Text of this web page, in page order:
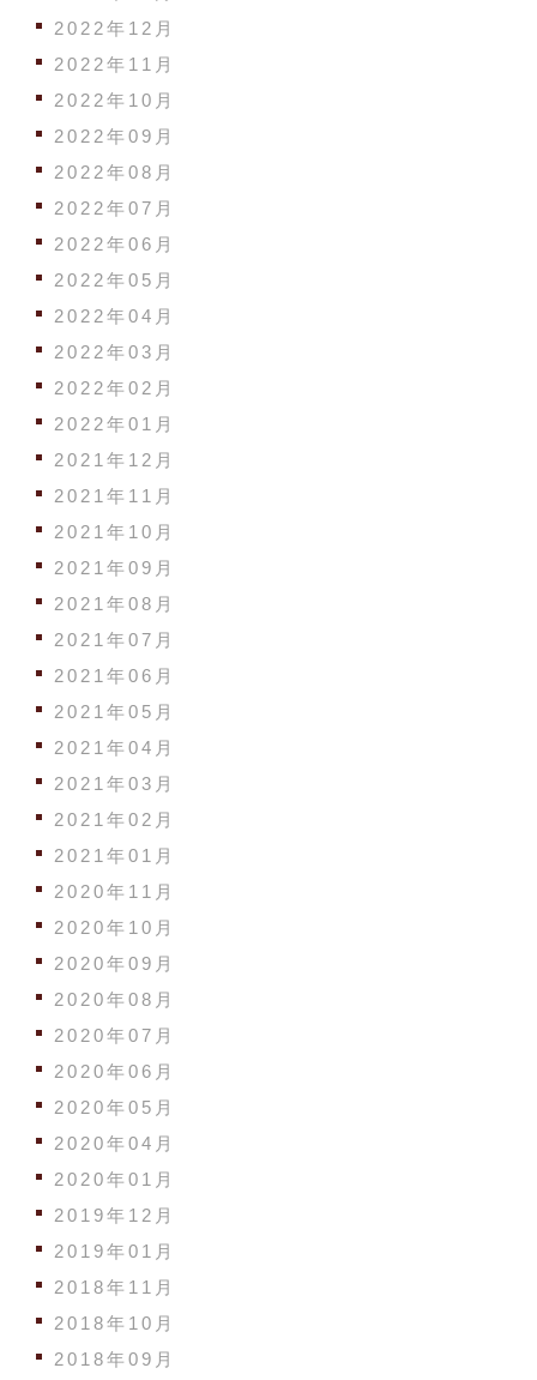
2022年12月
2022年11月
2022年10月
2022年09月
2022年08月
2022年07月
2022年06月
2022年05月
2022年04月
2022年03月
2022年02月
2022年01月
2021年12月
2021年11月
2021年10月
2021年09月
2021年08月
2021年07月
2021年06月
2021年05月
2021年04月
2021年03月
2021年02月
2021年01月
2020年11月
2020年10月
2020年09月
2020年08月
2020年07月
2020年06月
2020年05月
2020年04月
2020年01月
2019年12月
2019年01月
2018年11月
2018年10月
2018年09月